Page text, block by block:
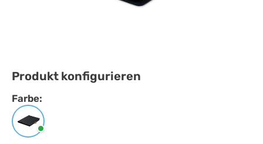
Produkt konfigurieren
Farbe:
Farbeauswählen
Schwarz